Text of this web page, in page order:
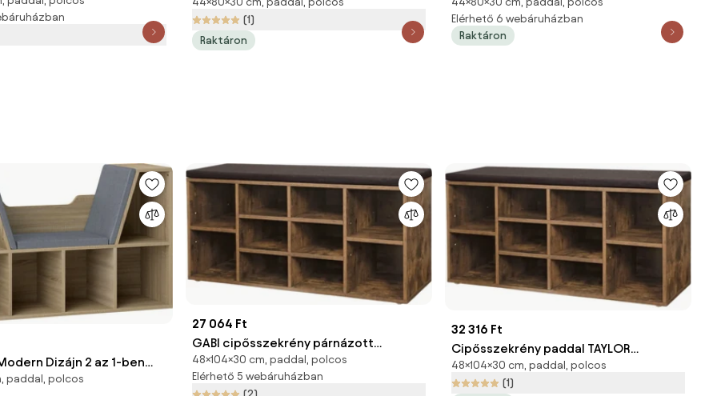
Vasagle
(1)
Raktáron
Elérhető 6 webáruházban
Raktáron
Dizájn 2 az 1-ben
Pad 6 Rekesszel és 3
paddal, polcos
27 064 Ft
GABI cipősszekrény párnázott
ülőkével, 10 rekesz, 104x30x48cm,
fekete/sötét barna Vasagle
48×104×30 cm, paddal, polcos
Elérhető 5 webáruházban
32 316 Ft
Cipősszekrény paddal TAYLOR
104x30x48 cm, rusztikus barna
48×104×30 cm, paddal, polcos
(1)